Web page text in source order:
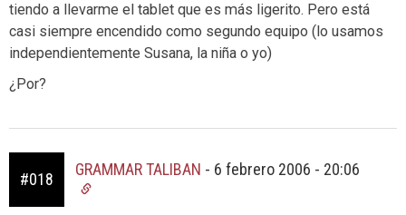
tiendo a llevarme el tablet que es más ligerito. Pero está
casi siempre encendido como segundo equipo (lo usamos
independientemente Susana, la niña o yo)
¿Por?
#018
GRAMMAR TALIBAN - 6 febrero 2006 - 20:06